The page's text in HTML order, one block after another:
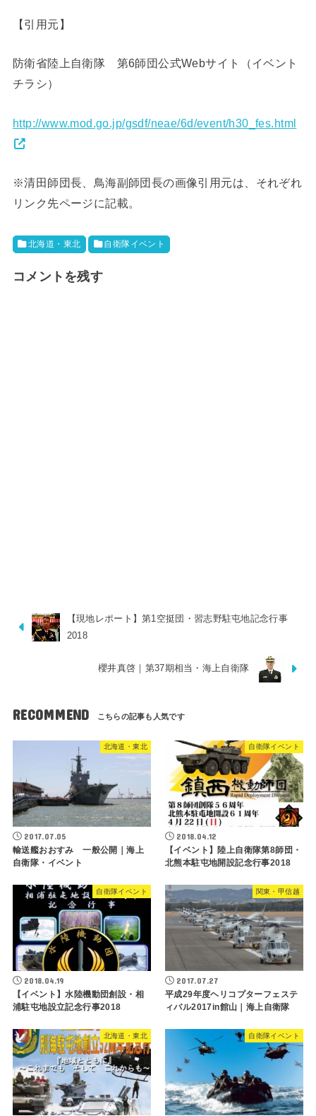
【引用元】
防衛省陸上自衛隊 第6師団公式Webサイト（イベント
チラシ）
http://www.mod.go.jp/gsdf/neae/6d/event/h30_fes.html
※清田師団長、鳥海副師団長の画像引用元は、それぞれ
リンク先ページに記載。
北海道・東北 自衛隊イベント
コメントを残す
【現地レポート】第1空挺団・習志野駐屯地記念行事
2018
櫻井真啓｜第37期相当・海上自衛隊
RECOMMEND
北海道・東北
2017.07.05
輸送艦おおすみ 一般公開｜海上
自衛隊・イベント
自衛隊イベント
2018.04.12
【イベント】陸上自衛隊第8師団・
北熊本駐屯地開設記念行事2018
自衛隊イベント
2018.04.19
【イベント】水陸機動団創設・相
浦駐屯地設立記念行事2018
関東・甲信越
2017.07.27
平成29年度ヘリコプターフェステ
ィバル2017in館山｜海上自衛隊
北海道・東北 自衛隊イベント